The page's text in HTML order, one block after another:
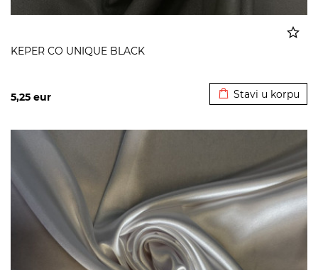
KEPER CO UNIQUE BLACK
5,25 eur Stavi u korpu